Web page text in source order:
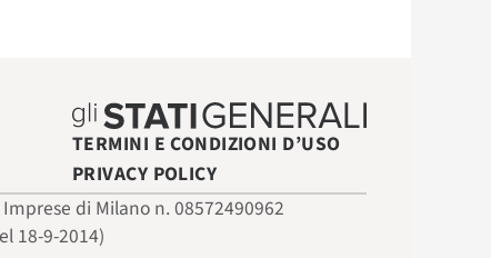
TERMINI E CONDIZIONI D’USO
PRIVACY POLICY
di Milano n. 08572490962
18-9-2014)